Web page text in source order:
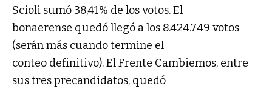
Scioli sumó 38,41% de los votos. El
bonaerense quedó llegó a los 8.424.749 votos
(serán más cuando termine el
conteo definitivo). El Frente Cambiemos, entre
sus tres precandidatos, quedó